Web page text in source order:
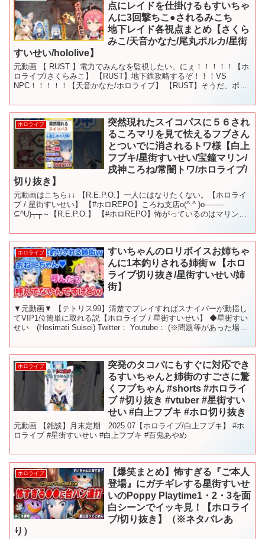
点にレイドを仕掛けるもすいちゃ
んに3回撃ちこ●されるみこち
地下レイド各視点まとめ【さくら
みこ/天音かなた/尾丸ポルカ/星街
すいせい/hololive】
元動画 【 RUST 】電力でみんなを監視したい、にぇ！！！！！【ホ
ロライブ/さくらみこ】 【RUST】地下鉄攻略するぞ！！！VS
NPC！！！！！【天音かなた/ホロライブ】 【RUST】そうだ、ポル
ホロライブ
突然現れたスイコパスに５６され
るころマリを見て怯えるフブさん
とついでに消されるトワ様【白上
フブキ/星街すいせい/宝鐘マリン/
戌神ころね/常闇トワ/ホロライブ/
切り抜き】
元動画はこちら↓↓ 【R.E.P.O.】一人にはなりたくない。【ホロライ
ブ / 星街すいせい】 【#ホロREPO】ころね支店o(^-^ )o——–
⊆^U)┬┬～【R.E.P.O.】 【#ホロREPO】怖がっているのはマリンだ
ホロライブ
すいちゃんのロリボイスお姉ちゃ
んに1本釣りされる姉街ｗ【ホロ
ライブ切り抜き/星街すいせい/姉
街】
▼元動画▼ 【テトリス99】清楚でプレイすればスナイパーが動揺し
てVIP1位簡単に取れる説【ホロライブ / 星街すいせい】 ◆星街すい
せい (Hosimati Suisei) Twitter： Youtube： (※問題等があった場合
ホロライブ
突発のタコパにもすぐに対応でき
るすいちゃんと姉街のすごさに驚
くフブちゃん #shorts #ホロライ
ブ #切り抜き #vtuber #星街すい
せい #白上フブキ #ホロ切り抜き
元動画 【雑談】月末定期 2025.07【ホロライブ/白上フブキ】 #ホ
ロライブ #星街すいせい #白上フブキ #百鬼あやめ
ホロライブ
【爆笑まとめ】怖すぎる『ご本人
登場』にガチギレする星街すいせ
いのPoppy Playtime1・2・3を面
白シーンでイッキ見！【ホロライ
ブ/切り抜き】（※ネタバレあ
り）